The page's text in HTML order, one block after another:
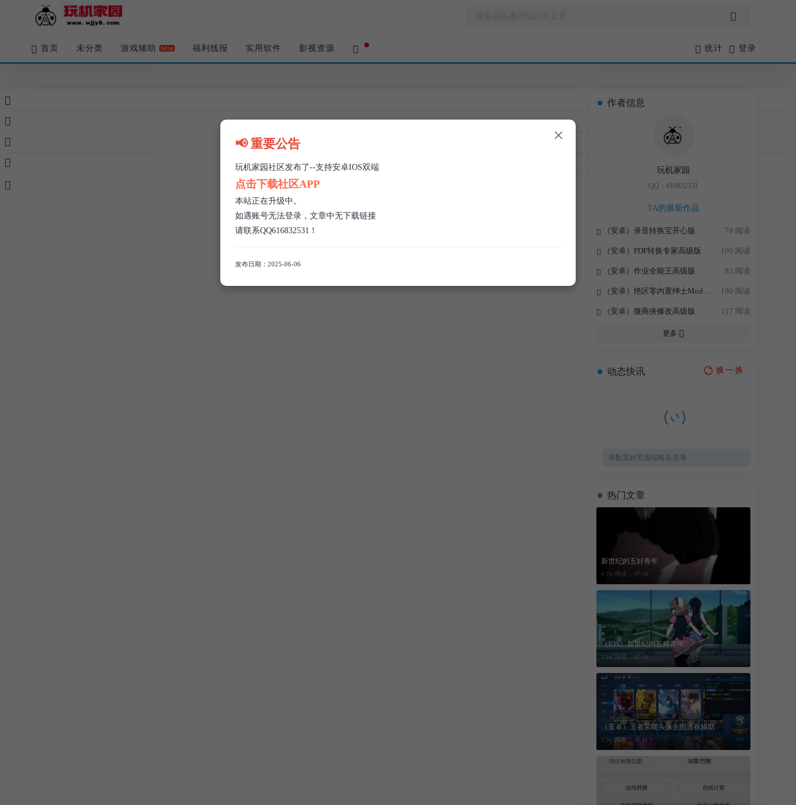
首页 未分类 游戏辅助 福利线报 实用软件 影视资源 统计 登录
（安卓）贝利自动点击器高级版
作者信息
玩机家园
QQ：616832531
TA的最新作品
（安卓）录音转换宝开心版 78 阅读
（安卓）PDF转换专家高级版 100 阅读
（安卓）作业全能王高级版 83 阅读
（安卓）绝区零内置绅士Mod整合包 190 阅读
（安卓）微商侠修改高级版 117 阅读
更多
动态快讯 换一换
请配置好页面缩略名选项
热门文章
新世纪的五好青年
4.7w 阅读 ， 07-19
（IOS）新世纪的五好青年
1.6w 阅读 ， 07-19
（安卓）王者荣耀头像全图透视辅助
1.3w 阅读 ， 11-11
×
📢 重要公告
玩机家园社区发布了--支持安卓IOS双端
点击下载社区APP
本站正在升级中。
如遇账号无法登录，文章中无下载链接
请联系QQ616832531！
发布日期：2025-06-06